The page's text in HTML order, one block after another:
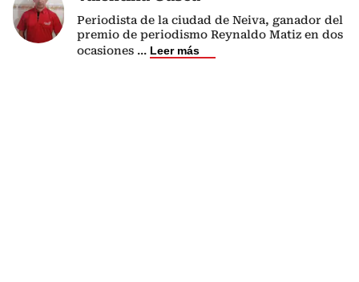
Periodista de la ciudad de Neiva, ganador del
premio de periodismo Reynaldo Matiz en dos
ocasiones ... Leer más